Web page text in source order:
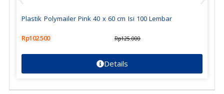
Plastik Polymailer Pink 40 x 60 cm Isi 100 Lembar
Rp102.500 Rp125.000
Details